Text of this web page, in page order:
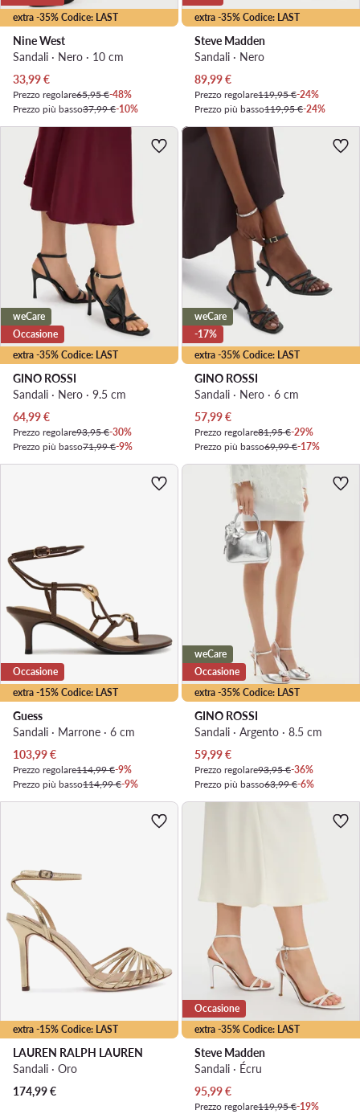
extra -35% Codice: LAST
Nine West
Sandali · Nero · 10 cm
Prezzo attuale
33,99€
Prezzo regolare65,95 €-48%
Prezzo più basso37,99 €-10%
extra -35% Codice: LAST
Steve Madden
Sandali · Nero
Prezzo attuale
89,99€
Prezzo regolare119,95 €-24%
Prezzo più basso119,95 €-24%
extra -35% Codice: LAST
weCare
Occasione
GINO ROSSI
Sandali · Nero · 9.5 cm
Prezzo attuale
64,99€
Prezzo regolare93,95 €-30%
Prezzo più basso71,99 €-9%
extra -35% Codice: LAST
weCare
-17%
GINO ROSSI
Sandali · Nero · 6 cm
Prezzo attuale
57,99€
Prezzo regolare81,95 €-29%
Prezzo più basso69,99 €-17%
extra -15% Codice: LAST
Occasione
Guess
Sandali · Marrone · 6 cm
Prezzo attuale
103,99€
Prezzo regolare114,99 €-9%
Prezzo più basso114,99 €-9%
extra -35% Codice: LAST
weCare
Occasione
GINO ROSSI
Sandali · Argento · 8.5 cm
Prezzo attuale
59,99€
Prezzo regolare93,95 €-36%
Prezzo più basso63,99 €-6%
extra -15% Codice: LAST
LAUREN RALPH LAUREN
Sandali · Oro
174,99€
extra -35% Codice: LAST
Occasione
Steve Madden
Sandali · Écru
Prezzo attuale
95,99€
Prezzo regolare119,95 €-19%